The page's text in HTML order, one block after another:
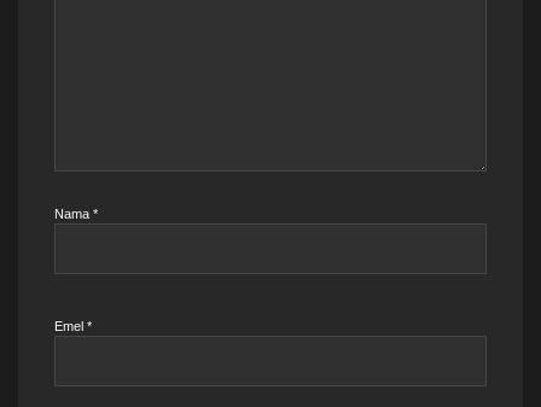
Nama *
Emel *